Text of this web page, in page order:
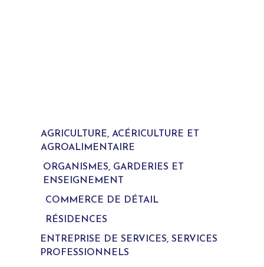
AGRICULTURE, ACÉRICULTURE ET
AGROALIMENTAIRE
ORGANISMES, GARDERIES ET
ENSEIGNEMENT
COMMERCE DE DÉTAIL
RÉSIDENCES
ENTREPRISE DE SERVICES, SERVICES
PROFESSIONNELS